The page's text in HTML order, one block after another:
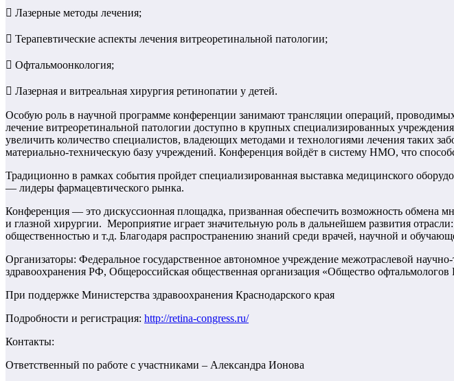
 Лазерные методы лечения;
 Терапевтические аспекты лечения витреоретинальной патологии;
 Офтальмоонкология;
 Лазерная и витреальная хирургия ретинопатии у детей.
Особую роль в научной программе конференции занимают трансляции операций,
лечение витреоретинальной патологии доступно в крупных специализированных
увеличить количество специалистов, владеющих методами и технологиями лечения таких
материально-техническую базу учреждений. Конференция войдёт в систему НМО, что
Традиционно в рамках события пройдет специализированная выставка медицинского
— лидеры фармацевтического рынка.
Конференция — это дискуссионная площадка, призванная обеспечить возможность обмена
и глазной хирургии. Мероприятие играет значительную роль в дальнейшем развития
общественностью и т.д. Благодаря распространению знаний среди врачей, научной и
Организаторы: Федеральное государственное автономное учреждение межотраслевой
здравоохранения РФ, Общероссийская общественная организация «Общество офтальмологов
При поддержке Министерства здравоохранения Краснодарского края
Подробности и регистрация: http://retina-congress.ru/
Контакты:
Ответственный по работе с участниками – Александра Ионова